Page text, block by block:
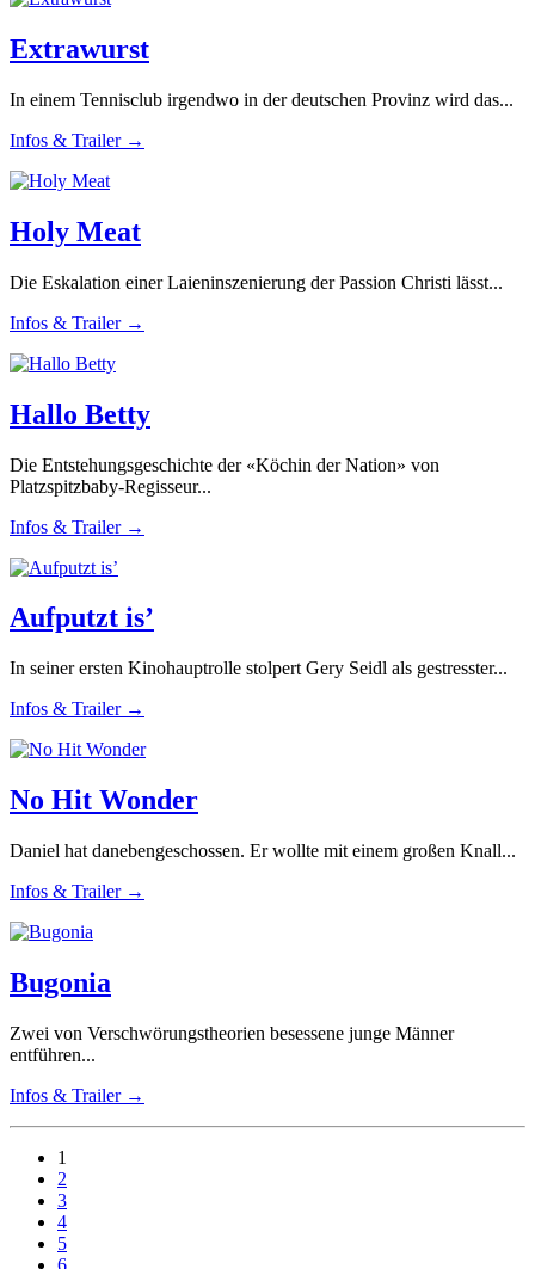
Extrawurst
In einem Tennisclub irgendwo in der deutschen Provinz wird das...
Infos & Trailer →
Holy Meat
Die Eskalation einer Laieninszenierung der Passion Christi lässt...
Infos & Trailer →
Hallo Betty
Die Entstehungsgeschichte der «Köchin der Nation» von
Platzspitzbaby-Regisseur...
Infos & Trailer →
Aufputzt is’
In seiner ersten Kinohauptrolle stolpert Gery Seidl als gestresster...
Infos & Trailer →
No Hit Wonder
Daniel hat danebengeschossen. Er wollte mit einem großen Knall...
Infos & Trailer →
Bugonia
Zwei von Verschwörungstheorien besessene junge Männer
entführen...
Infos & Trailer →
1
2
3
4
5
6